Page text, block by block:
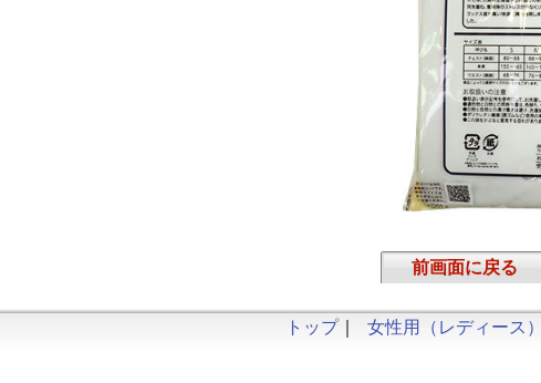
前画面に戻る
トップ｜ 女性用（レディース）